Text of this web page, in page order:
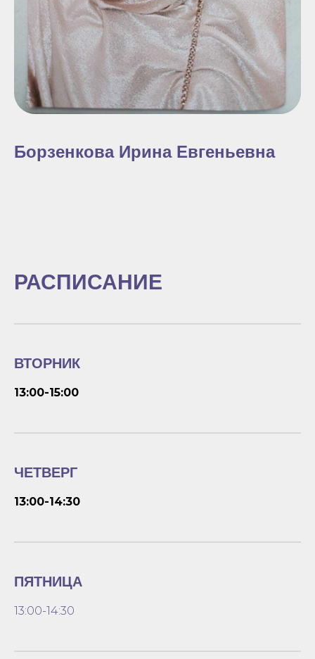
Борзенкова Ирина Евгеньевна
РАСПИСАНИЕ
ВТОРНИК
13:00-15:00
ЧЕТВЕРГ
13:00-14:30
ПЯТНИЦА
13:00-14:30